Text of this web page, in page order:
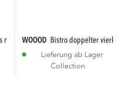
metall...WOOOD bistro doppelter
Lieferung ab Lager
Collection